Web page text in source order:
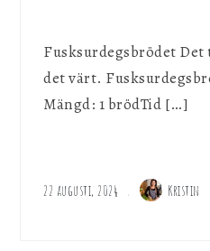
Fusksurdegsbrödet
det värt.
Mängd: 1 brödTid […]
22 augusti, 2024 Kristin